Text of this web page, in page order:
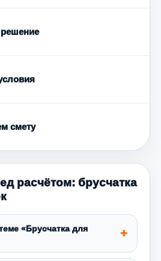
смету
расчётом: брусчатка
«Брусчатка для